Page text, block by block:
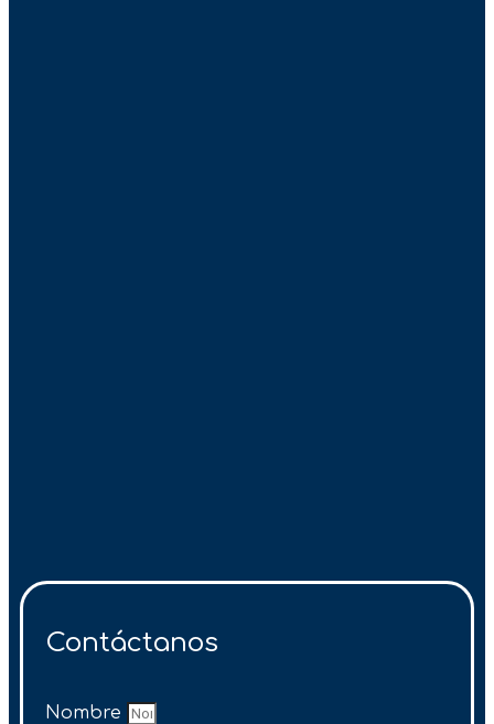
Contáctanos
Nombre